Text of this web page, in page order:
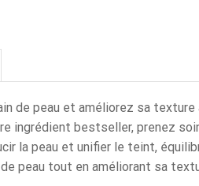
de peau et améliorez sa texture
ingrédient bestseller, prenez
la peau et unifier le teint,
de peau tout en améliorant sa